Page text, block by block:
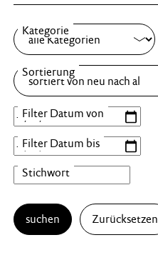
suchen Zurücksetzen